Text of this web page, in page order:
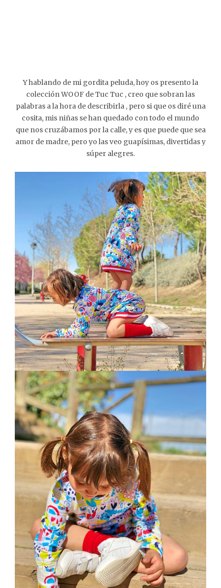
Y hablando de mi gordita peluda, hoy os presento la
colección WOOF de Tuc Tuc , creo que sobran las
palabras a la hora de describirla , pero si que os diré una
cosita, mis niñas se han quedado con todo el mundo
que nos cruzábamos por la calle, y es que puede que sea
amor de madre, pero yo las veo guapísimas, divertidas y
súper alegres.